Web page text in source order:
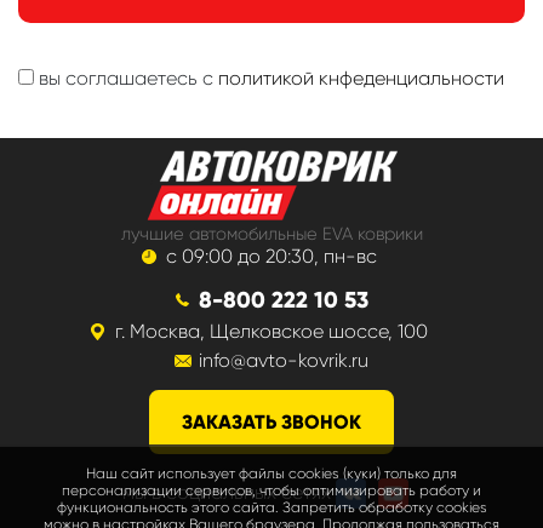
вы соглашаетесь с политикой кнфеденциальности
лучшие автомобильные EVA коврики
с 09:00 до 20:30, пн-вс
8-800 222 10 53
г. Москва, Щелковское шоссе, 100
info@avto-kovrik.ru
ЗАКАЗАТЬ ЗВОНОК
мы в социальных сетях
Наш сайт использует файлы cookies (куки) только для
персонализации сервисов, чтобы оптимизировать работу и
функциональность этого сайта. Запретить обработку cookies
можно в настройках Вашего браузера. Продолжая пользоваться